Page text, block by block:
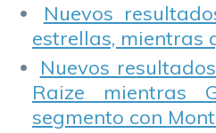
Nuevos
estrellas, mientras
Nuevos
Raize mientras
segmento con